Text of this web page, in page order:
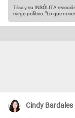
Tilsa y su INSÓLITA
cargo político: "Lo que
Cindy Bardales